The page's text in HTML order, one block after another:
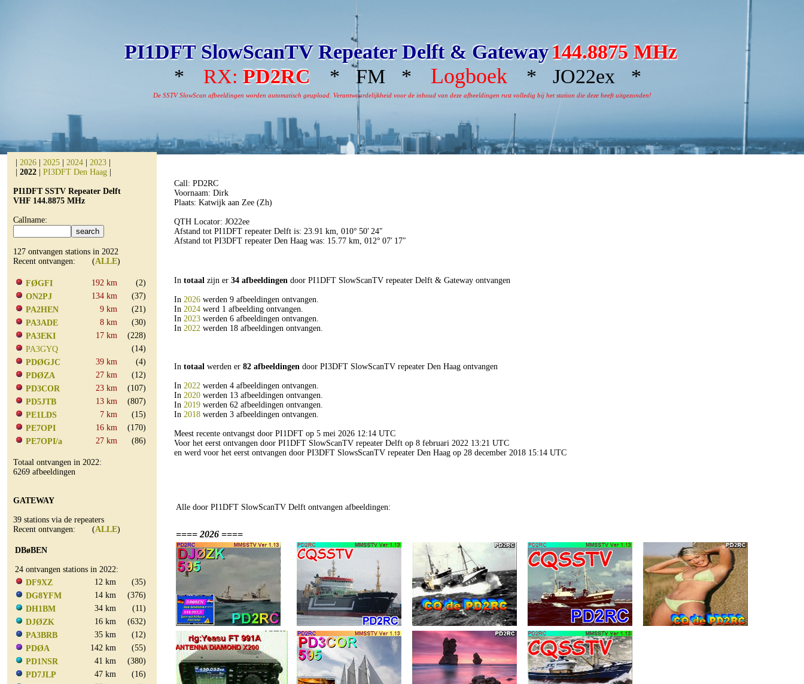
PI1DFT SlowScanTV Repeater Delft & Gateway144.8875 MHz
*
RX: PD2RC * FM * Logboek * JO22ex *
De SSTV SlowScan afbeeldingen worden automatisch geupload. Verantwoordelijkheid voor de inhoud van deze afbeeldingen rust volledig bij het station die deze heeft uitgezonden!
2026 2025 2024 2023
2022 PI3DFT Den Haag
PI1DFT SSTV Repeater Delft
VHF 144.8875 MHz
Callname:
127 ontvangen stations in 2022
Recent ontvangen: (ALLE)
FØGFI 192 km
(2)
ON2PJ
134 km
(37)
PA2HEN
9 km
(21)
PA3ADE
8 km
(30)
PA3EKI
17 km
(228)
PA3GYQ
(14)
PDØGJC
39 km
(4)
PDØZA
27 km
(12)
PD3COR
23 km
(107)
PD5JTB
13 km
(807)
PE1LDS
7 km
(15)
PE7OPI
16 km
(170)
PE7OPI/a
27 km (86)
Totaal ontvangen in 2022:
6269 afbeeldingen
GATEWAY
39 stations via de repeaters
Recent ontvangen: (ALLE)
DBøBEN
24 ontvangen stations in 2022:
DF9XZ
12 km
(35)
DG8YFM
14 km
(376)
DH1BM
34 km
(11)
DJØZK
16 km
(632)
PA3BRB
35 km
(12)
PDØA
142 km
(55)
PD1NSR
41 km
(380)
PD7JLP
47 km
(16)
Call: PD2RC
Voornaam: Dirk
Plaats: Katwijk aan Zee (Zh)
QTH Locator: JO22ee
Afstand tot PI1DFT repeater Delft is: 23.91 km, 010° 50′ 24″
Afstand tot PI3DFT repeater Den Haag was: 15.77 km, 012° 07′ 17″
In totaal zijn er 34 afbeeldingen door PI1DFT SlowScanTV repeater Delft & Gateway ontvangen
In 2026 werden 9 afbeeldingen ontvangen.
In 2024 werd 1 afbeelding ontvangen.
In 2023 werden 6 afbeeldingen ontvangen.
In 2022 werden 18 afbeeldingen ontvangen.
In totaal werden er 82 afbeeldingen door PI3DFT SlowScanTV repeater Den Haag ontvangen
In 2022 werden 4 afbeeldingen ontvangen.
In 2020 werden 13 afbeeldingen ontvangen.
In 2019 werden 62 afbeeldingen ontvangen.
In 2018 werden 3 afbeeldingen ontvangen.
Meest recente ontvangst door PI1DFT op 5 mei 2026 12:14 UTC
Voor het eerst ontvangen door PI1DFT SlowScanTV repeater Delft op 8 februari 2022 13:21 UTC
en werd voor het eerst ontvangen door PI3DFT SlowsScanTV repeater Den Haag op 28 december 2018 15:14 UTC
Alle door PI1DFT SlowScanTV Delft ontvangen afbeeldingen:
==== 2026 ====